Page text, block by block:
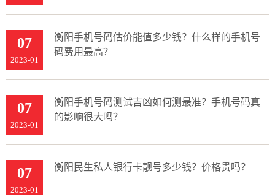
07
2023-01
衡阳手机号码估价能值多少钱？什么样的手机号
码费用最高？
07
2023-01
衡阳手机号码测试吉凶如何测最准？手机号码真
的影响很大吗？
07
2023-01
衡阳民生私人银行卡靓号多少钱？价格贵吗？